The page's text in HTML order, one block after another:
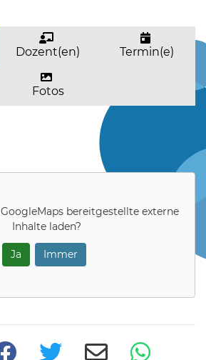
Dozent(en) Termin(e)
Fotos
GoogleMapsbereitgestellte externe
Inhalte laden?
Ja Immer